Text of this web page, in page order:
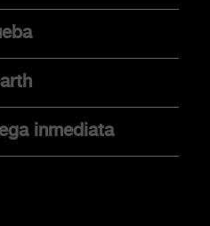
inmediata